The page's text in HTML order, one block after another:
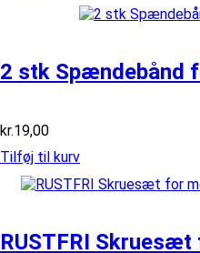
2 stk Spændebånd
kr.19,00
Tilføj til kurv
RUSTFRI